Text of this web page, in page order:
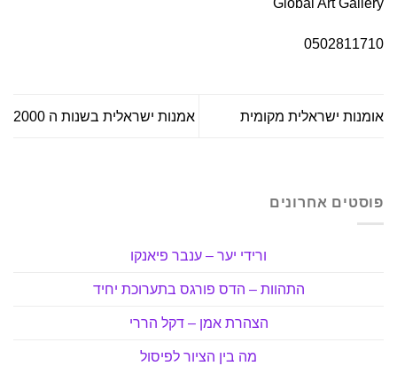
0502811710
אומנות ישראלית מקומית אמנות ישראלית בשנות ה 2000
פוסטים אחרונים
ורידי יער – ענבר פיאנקו
התהוות – הדס פורגס בתערוכת יחיד
הצהרת אמן – דקל הררי
מה בין הציור לפיסול